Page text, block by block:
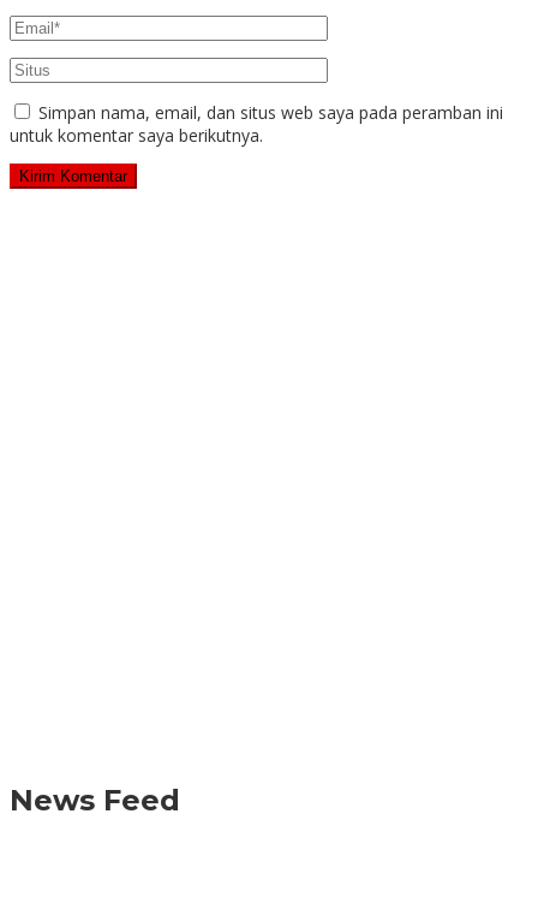
Simpan nama, email, dan situs web saya pada peramban ini
untuk komentar saya berikutnya.
News Feed